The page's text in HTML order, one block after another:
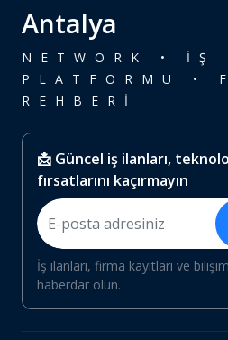
Antalya
NETWORK • İŞ
PLATFORMU •
REHBERİ
📩 Güncel iş ilanları,
fırsatlarını kaçırmayın
İş ilanları, firma kayıtları ve
haberdar olun.